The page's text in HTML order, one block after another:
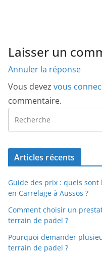
Laisser un
Annuler la réponse
Vous devez vous
commentaire.
Articles récents
Guide des prix : quels
en Carrelage à Aussos ?
Comment choisir un
terrain de padel ?
Pourquoi demander
terrain de padel ?